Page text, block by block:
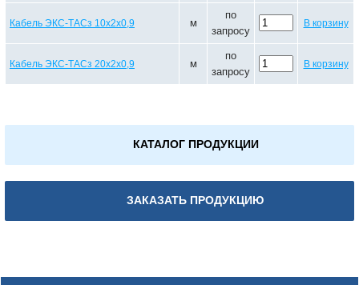
Кабель ЭКС-ТАСз 10х2х0,9 м
по
запросу
В корзину
Кабель ЭКС-ТАСз 20х2х0,9 м
по
запросу
В корзину
КАТАЛОГ ПРОДУКЦИИ
ЗАКАЗАТЬ ПРОДУКЦИЮ